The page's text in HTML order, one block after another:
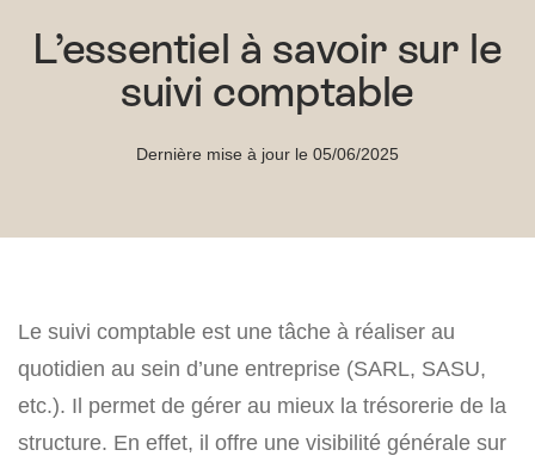
L’essentiel à savoir sur le
suivi comptable
Dernière mise à jour le 05/06/2025
Le suivi comptable est une tâche à réaliser au
quotidien au sein d’une entreprise (SARL, SASU,
etc.). Il permet de gérer au mieux la trésorerie de la
structure. En effet, il offre une visibilité générale sur